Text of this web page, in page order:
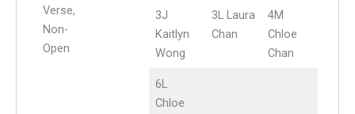
Verse,
Non-
Open
3J
Kaitlyn
Wong
3L Laura
Chan
4M
Chloe
Chan
6L
Chloe